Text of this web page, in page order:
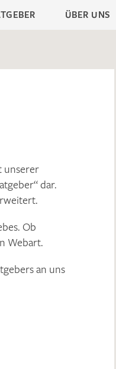
ÜBER UNS
unserer
dar.
Ob
Webart.
an uns